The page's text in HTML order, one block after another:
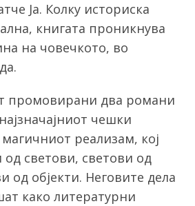
Ја. Колку историска
книгата проникнува
на човечкото, во
промовирани два романи
чешки
реализам, кој
од светови, светови од
од објекти. Неговите дела
како литературни